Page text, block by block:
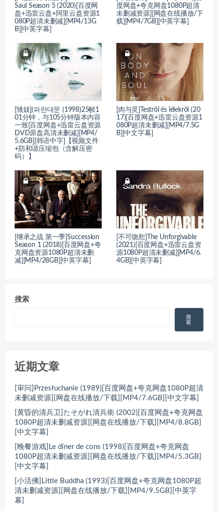
Saul Season 5 (2020)[百度网
盘+迅雷云盘+阿里云盘资源1
080P超清未删减][MP4/13G
B][中英字幕]
度网盘+夸克网盘1080P超清
未删减资源][网盘在线播放/下
载][MP4/7GB][中英字幕]
[雏妓](파란대문 (1998)25帧1
01分钟，与105分钟版本内容
一致[百度网盘+迅雷云盘资源
DVD原盘高清未删减][MP4/
5.6GB][韩语中字]【视频文件
+防和谐压缩包（含解压密
码）】
[肉与灵]Teströl és lélekröl (20
17)[百度网盘+迅雷云盘资源1
080P超清未删减][MP4/7.5G
B][中文字幕]
[继承之战 第一季]Succession
Season 1 (2018)[百度网盘+夸
克网盘资源1080P超清未删
减][MP4/28GB][中英字幕]
[不可饶恕]The Unforgivable
(2021)[百度网盘+迅雷云盘资
源1080P超清未删减][MP4/6.
4GB][中英字幕]
搜索
搜
索
近期文章
[审问]Przesłuchanie (1989)[百度网盘+夸克网盘1080P超清
未删减资源][网盘在线播放/下载][MP4/7.6GB][中文字幕]
[黄昏的清兵卫]たそがれ清兵衛 (2002)[百度网盘+夸克网盘
1080P超清未删减资源][网盘在线播放/下载][MP4/8.8GB]
[中文字幕]
[晚餐游戏]Le dîner de cons (1998)[百度网盘+夸克网盘
1080P超清未删减资源][网盘在线播放/下载][MP4/5.3GB]
[中文字幕]
[小活佛]Little Buddha (1993)[百度网盘+夸克网盘1080P超
清未删减资源][网盘在线播放/下载][MP4/9.5GB][中英字
幕]